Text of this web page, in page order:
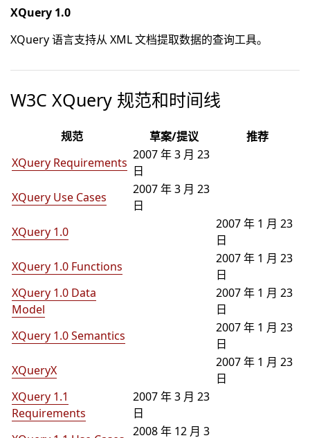
XQuery 1.0
XQuery 语言支持从 XML 文档提取数据的查询工具。
W3C XQuery 规范和时间线
规范 草案/提议
推荐
XQuery Requirements
2007 年 3 月 23
日
XQuery Use Cases
2007 年 3 月 23
日
XQuery 1.0
2007 年 1 月 23
日
XQuery 1.0 Functions
2007 年 1 月 23
日
XQuery 1.0 Data
Model
2007 年 1 月 23
日
XQuery 1.0 Semantics
2007 年 1 月 23
日
XQueryX
2007 年 1 月 23
日
XQuery 1.1
Requirements
2007 年 3 月 23
日
2008 年 12 月 3